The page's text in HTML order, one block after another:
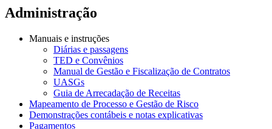
Administração
Manuais e instruções
Diárias e passagens
TED e Convênios
Manual de Gestão e Fiscalização de Contratos
UASGs
Guia de Arrecadação de Receitas
Mapeamento de Processo e Gestão de Risco
Demonstrações contábeis e notas explicativas
Pagamentos